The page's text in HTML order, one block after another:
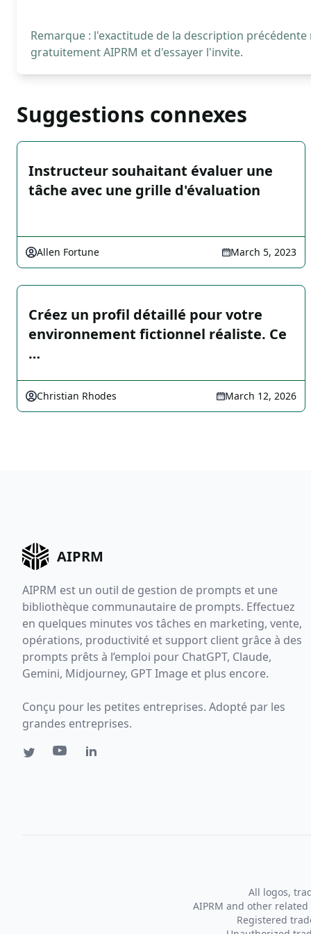
Remarque : l'exactitude de la description
gratuitement AIPRM et d'essayer l'invite.
Suggestions connexes
Instructeur souhaitant évaluer une
tâche avec une grille d'évaluation
Allen Fortune March 5, 2023
Créez un profil détaillé pour votre
environnement fictionnel réaliste. Ce
…
Christian Rhodes March 12, 2026
AIPRM
AIPRM est un outil de gestion de prompts et une
bibliothèque communautaire de prompts. Effectuez
en quelques minutes vos tâches en marketing, vente,
opérations, productivité et support client grâce à des
prompts prêts à l’emploi pour ChatGPT, Claude,
Gemini, Midjourney, GPT Image et plus encore.
Conçu pour les petites entreprises. Adopté par les
grandes entreprises.
All logos,
AIPRM and other
Registered